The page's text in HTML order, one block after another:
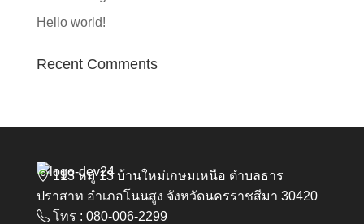
Hello world!
Recent Comments
113 หมู่ 13 บ้านใหม่เกษมเหนือ ตำบลธาร
ปราสาท อำเภอโนนสูง จังหวัดนครราชสีมา 30420
โทร : 080-006-2299